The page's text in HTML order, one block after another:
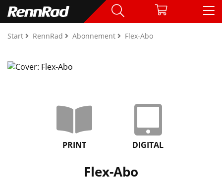
Start RennRad Abonnement Flex-Abo
PRINT DIGITAL
Flex-Abo